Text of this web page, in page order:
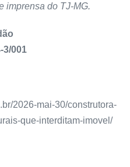
imprensa do TJ-MG.
3/001
2026-mai-30/construtora-
que-interditam-imovel/